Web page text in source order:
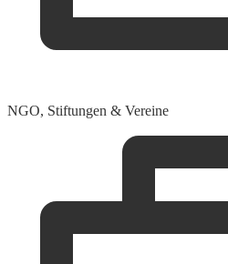
NGO, Stiftungen & Vereine